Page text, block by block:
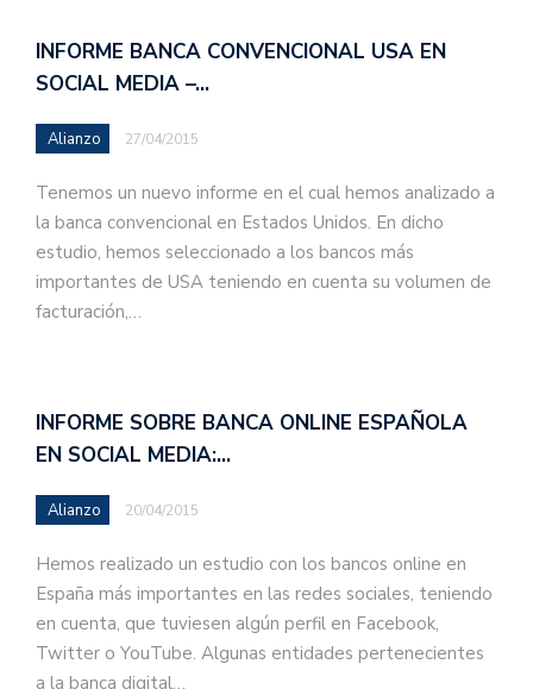
INFORME BANCA CONVENCIONAL USA EN
SOCIAL MEDIA –…
Alianzo 27/04/2015
Tenemos un nuevo informe en el cual hemos analizado a
la banca convencional en Estados Unidos. En dicho
estudio, hemos seleccionado a los bancos más
importantes de USA teniendo en cuenta su volumen de
facturación,…
INFORME SOBRE BANCA ONLINE ESPAÑOLA
EN SOCIAL MEDIA:…
Alianzo 20/04/2015
Hemos realizado un estudio con los bancos online en
España más importantes en las redes sociales, teniendo
en cuenta, que tuviesen algún perfil en Facebook,
Twitter o YouTube. Algunas entidades pertenecientes
a la banca digital…